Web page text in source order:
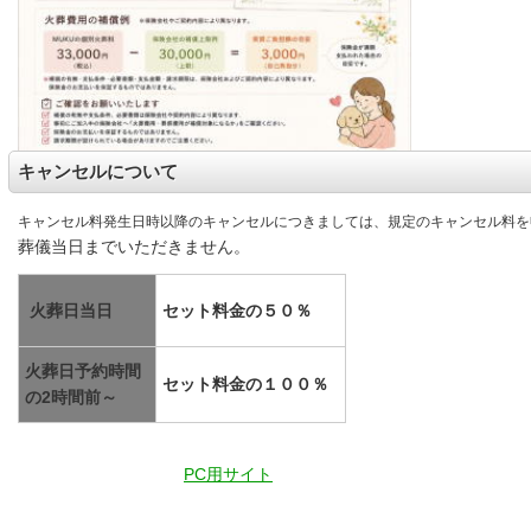
キャンセルについて
キャンセル料発生日時以降のキャンセルにつきましては、規定のキャンセル料を
葬儀当日までいただきません。
火葬日当日 セット料金の５０％
火葬日予約時間
の2時間前～
セット料金の１００％
PC用サイト